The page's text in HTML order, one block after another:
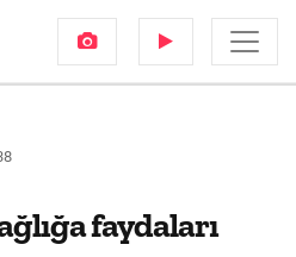
faydaları